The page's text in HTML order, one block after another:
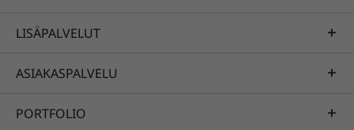
LISÄPALVELUT
ASIAKASPALVELU
PORTFOLIO